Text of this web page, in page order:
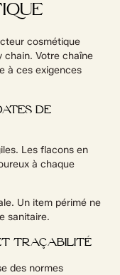
cosmétique
chain. Votre chaîne
à ces exigences
DE
Les flacons en
à chaque
Un item périmé ne
sanitaire.
TRAÇABILITÉ
des normes